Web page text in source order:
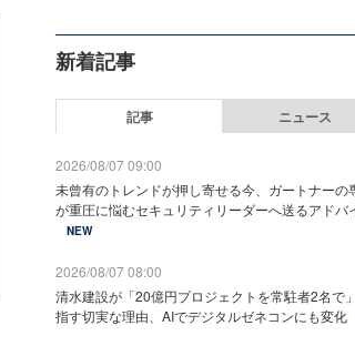
新着記事
記事 ニュース
2026/08/07 09:00
未曾有のトレンドが押し寄せる今、ガートナーの
が重圧に悩むセキュリティリーダーへ送るアドバ
NEW
2026/08/07 08:00
清水建設が「20億円プロジェクトを常駐者2名で
指す切実な理由、AIでデジタルゼネコンにも変化